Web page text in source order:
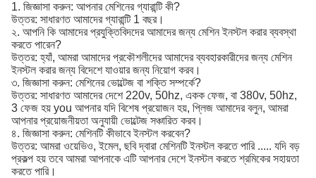
1. জিজ্ঞাসা করুন: আপনার মেশিনের গ্যারান্টি কী?
উত্তর: সাধারণত আমাদের গ্যারান্টি 1 বছর।
২. আপনি কি আমাদের প্রযুক্তিবিদদের আমাদের জন্য মেশিন ইনস্টল করার ব্যবস্থা
করতে পারেন?
উত্তর: হ্যাঁ, আমরা আমাদের প্রকৌশলীদের আমাদের ব্যবহারকারীদের জন্য মেশিন
ইনস্টল করার জন্য বিদেশে যাওয়ার জন্য নিয়োগ করব।
৩. জিজ্ঞাসা করুন: মেশিনের ভোল্টেজ বা শক্তি সম্পর্কে?
উত্তর: সাধারণত আমাদের দেশে 220v, 50hz, একক ফেজ, বা 380v, 50hz,
3 ফেজ হয় you আপনার যদি বিশেষ প্রয়োজন হয়, প্লিজ আমাদের বলুন, আমরা
আপনার প্রয়োজনীয়তা অনুযায়ী ভোল্টেজ সঞ্চারিত করব।
৪. জিজ্ঞাসা করুন: মেশিনটি কীভাবে ইনস্টল করবেন?
উত্তর: আমরা ওয়েভিও, ইমেল, ছবি দ্বারা মেশিনটি ইনস্টল করতে পারি ..... যদি বড়
প্রকল্প হয় তবে আমরা আপনাকে এটি আপনার দেশে ইনস্টল করতে শ্রমিকের সহায়তা
করতে পারি।